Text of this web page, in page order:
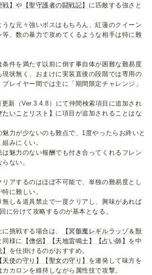
戦】や 【聖守護者の闘戦記】 に匹敵する強さと
な元々強いボスはもちろん、紅蓮のクイーン
等、数の暴力で攻めてくるような相手は特に難
件を満たす以前に倒す事自体が困難な難易度
状無く、おまけに実装直後の段階では専用の
レイヤー間では主に「期間限定チャレンジ」
新（Ver.3.4.8）にて仲間検索項目に追加され
たいことリスト】 に項目が追加されることはな
魅力が少ないのも難点で、1度やったらお終いと
組みにくい。
は魅力のない報酬でも付き合ってくれるフレン
ない。
アするのはほぼ不可能で、単独の難易度とし
に難しい。
無し＆道具禁止で一度クリアし、興味があれば
に分けて攻略するのが基本となる。
挑戦する場合は、
【冥骸魔レギルラッゾ＆獣
同様に 【僧侶】 【天地雷鳴士】 【占い師】 を中
を仕掛けるのがおすすめ。
【天使の守り】 【聖女の守り】 を連発して味方を
カロンを維持しながら属性技で攻撃。